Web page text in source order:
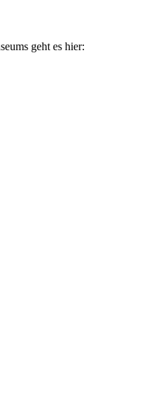
geht es hier: